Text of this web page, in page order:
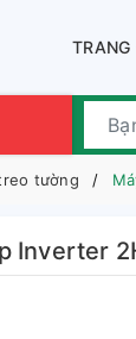
TRANG
tường
Inverter